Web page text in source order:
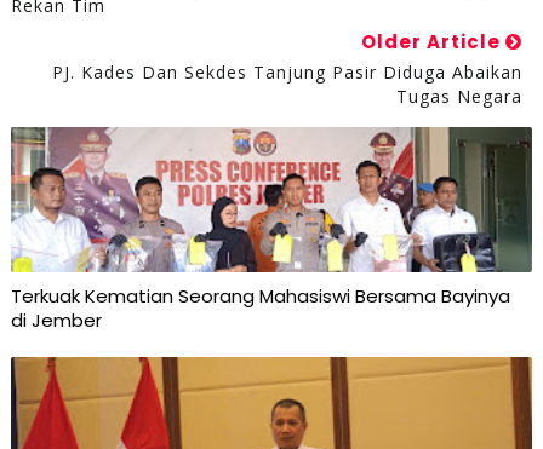
Rekan Tim
Older Article
PJ. Kades Dan Sekdes Tanjung Pasir Diduga Abaikan
Tugas Negara
Terkuak Kematian Seorang Mahasiswi Bersama Bayinya
di Jember